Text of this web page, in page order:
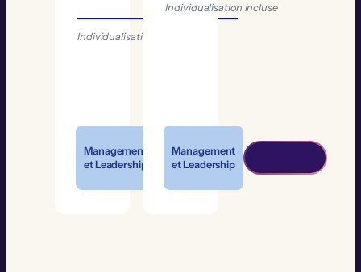
Individualisation incluse
Management
et Leadership
Individualisation incluse
Management
et Leadership